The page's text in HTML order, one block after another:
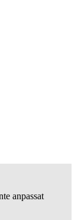
anpassat